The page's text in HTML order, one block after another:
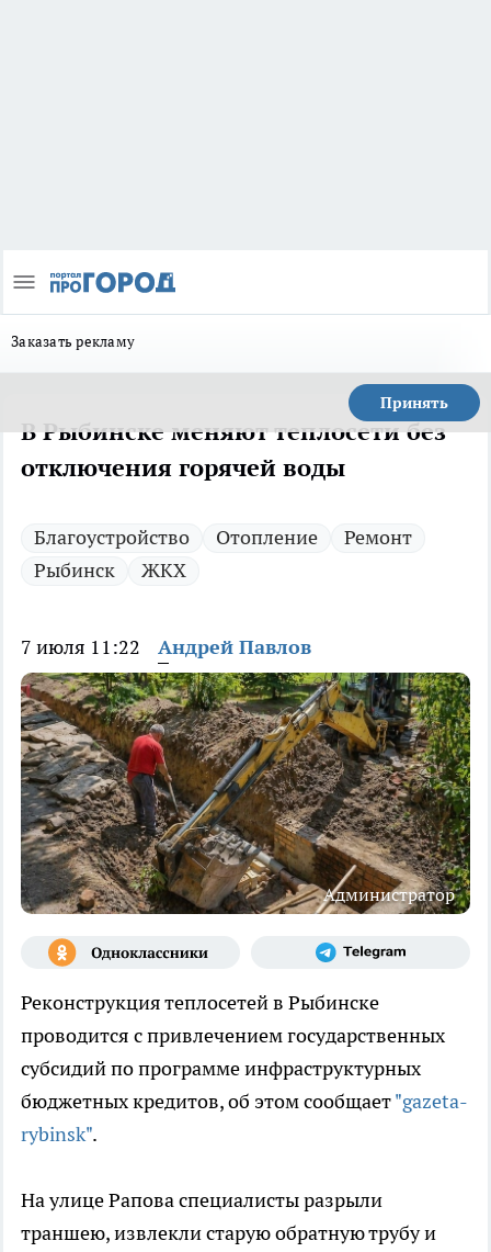
Заказать рекламу
Принять
В Рыбинске меняют теплосети без
отключения горячей воды
Благоустройство Отопление
Ремонт
Рыбинск
ЖКХ
7 июля 11:22 Андрей Павлов
Администратор
Реконструкция теплосетей в Рыбинске
проводится с привлечением государственных
субсидий по программе инфраструктурных
бюджетных кредитов, об этом сообщает"gazeta-
rybinsk".
На улице Рапова специалисты разрыли
траншею, извлекли старую обратную трубу и